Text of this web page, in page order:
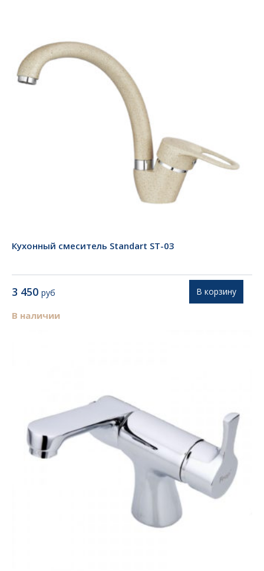
Кухонный смеситель Standart ST-03
3 450 руб
В наличии
В корзину